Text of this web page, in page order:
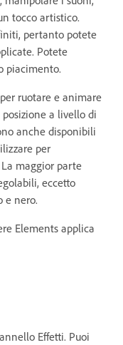
tocco artistico.
pertanto potete
Potete
piacimento.
ruotare e animare
a livello di
anche disponibili
per
maggior parte
eccetto
e nero.
Elements applica
Effetti. Puoi